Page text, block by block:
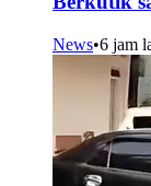
News•6 jam